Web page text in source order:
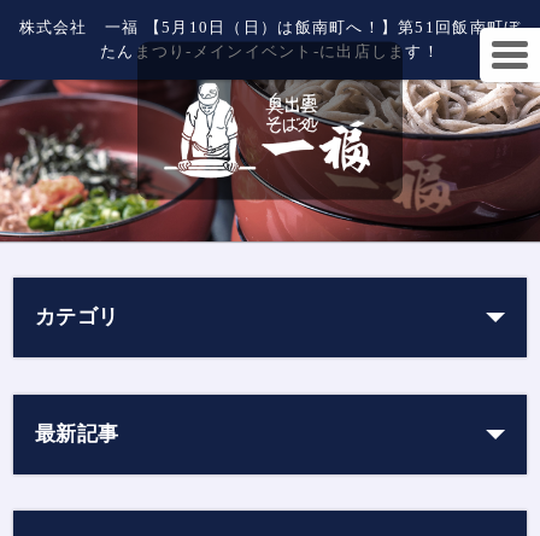
株式会社 一福 【5月10日（日）は飯南町へ！】第51回飯南町ぼ
たんまつり-メインイベント-に出店します！
カテゴリ
最新記事